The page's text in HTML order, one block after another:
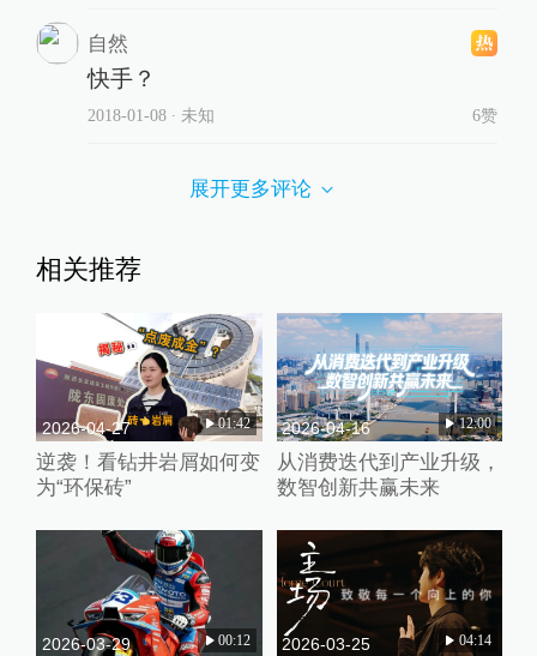
自然
快手？
2018-01-08∙ 未知 6赞
展开更多评论
相关推荐
2026-04-27 01:42
逆袭！看钻井岩屑如何变
为“环保砖”
2026-04-16 12:00
从消费迭代到产业升级，
数智创新共赢未来
2026-03-29 00:12 2026-03-25 04:14